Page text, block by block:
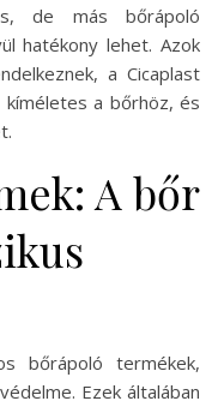
de más bőrápoló
hatékony lehet. Azok
a Cicaplast
kíméletes a bőrhöz, és
A bőr
bőrápoló termékek,
Ezek általában